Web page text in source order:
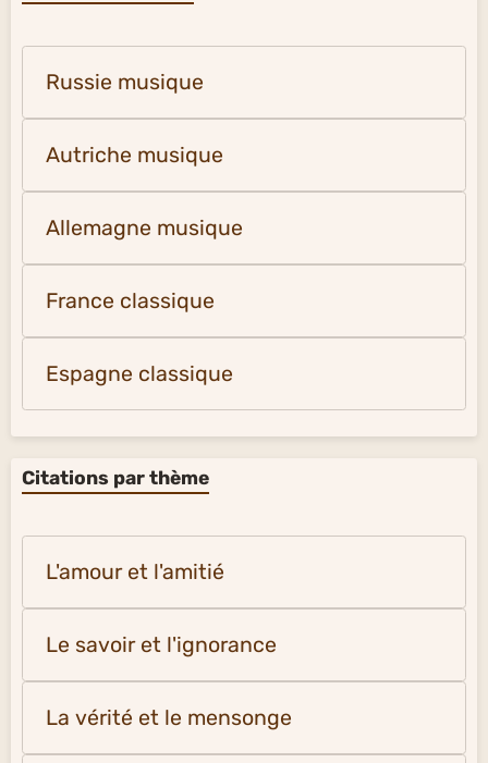
Russie musique
Autriche musique
Allemagne musique
France classique
Espagne classique
Citations par thème
L'amour et l'amitié
Le savoir et l'ignorance
La vérité et le mensonge